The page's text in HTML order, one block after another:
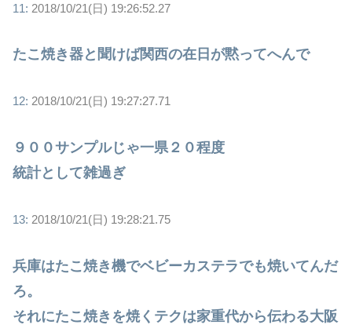
11: 2018/10/21(日) 19:26:52.27
たこ焼き器と聞けば関西の在日が黙ってへんで
12: 2018/10/21(日) 19:27:27.71
９００サンプルじゃ一県２０程度
統計として雑過ぎ
13: 2018/10/21(日) 19:28:21.75
兵庫はたこ焼き機でベビーカステラでも焼いてんだ
ろ。
それにたこ焼きを焼くテクは家重代から伝わる大阪